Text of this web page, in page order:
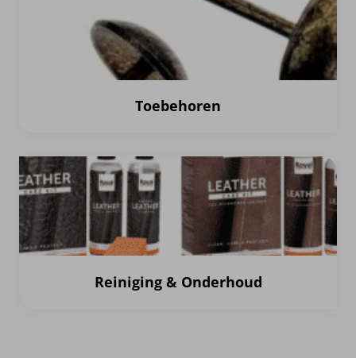
Toebehoren
Reiniging & Onderhoud